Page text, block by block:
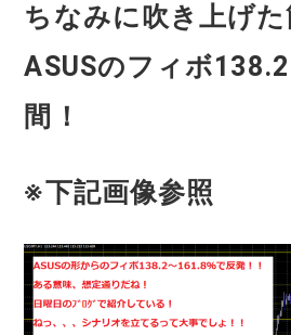
ちなみに吹き上げた
ASUSのフィボ
間！
※下記画像参照